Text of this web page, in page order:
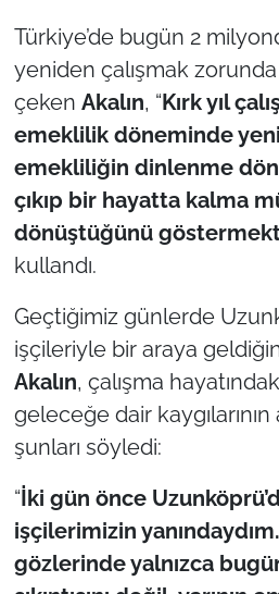
Türkiye’de bugün 2
yeniden çalışmak zorunda
çeken Akalın, “Kırk yıl
emeklilik döneminde
emekliliğin dinlenme
çıkıp bir hayatta kalma
dönüştüğünü
kullandı.
Geçtiğimiz günlerde
işçileriyle bir araya
Akalın, çalışma
geleceğe dair kaygılarının
şunları söyledi:
“İki gün önce
işçilerimizin
gözlerinde yalnızca